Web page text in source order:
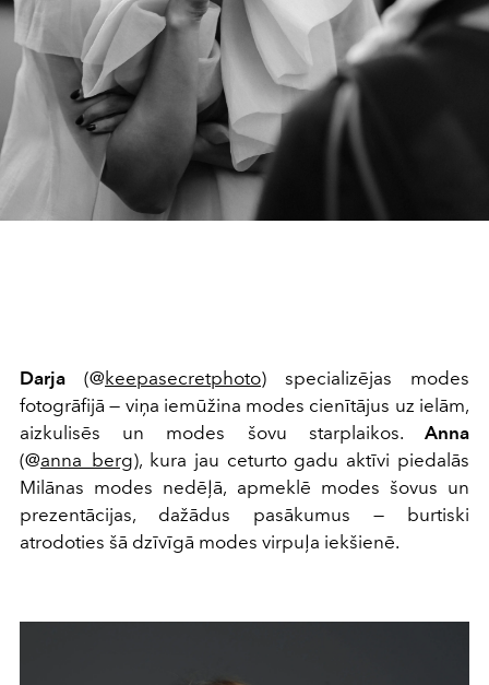
Darja (@keepasecretphoto) specializējas modes
fotogrāfijā — viņa iemūžina modes cienītājus uz ielām,
aizkulisēs un modes šovu starplaikos. Anna
(@anna_berg), kura jau ceturto gadu aktīvi piedalās
Milānas modes nedēļā, apmeklē modes šovus un
prezentācijas, dažādus pasākumus — burtiski
atrodoties šā dzīvīgā modes virpuļa iekšienē.